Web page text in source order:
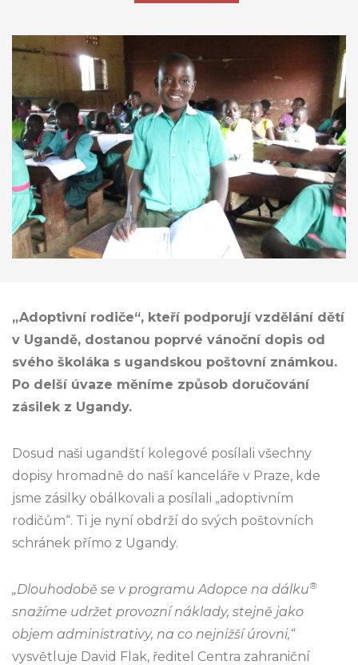
„Adoptivní rodiče“, kteří podporují vzdělání dětí
v Ugandě, dostanou poprvé vánoční dopis od
svého školáka s ugandskou poštovní známkou.
Po delší úvaze měníme způsob doručování
zásilek z Ugandy.
Dosud naši ugandští kolegové posílali všechny
dopisy hromadně do naší kanceláře v Praze, kde
jsme zásilky obálkovali a posílali „adoptivním
rodičům“. Ti je nyní obdrží do svých poštovních
schránek přímo z Ugandy.
„Dlouhodobě se v programu Adopce na dálku®
snažíme udržet provozní náklady, stejně jako
objem administrativy, na co nejnižší úrovni,“
vysvětluje David Flak, ředitel Centra zahraniční